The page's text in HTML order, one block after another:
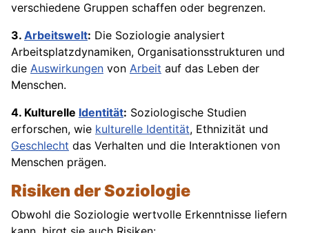
verschiedene Gruppen schaffen oder begrenzen.
3. Arbeitswelt: Die Soziologie analysiert
Arbeitsplatzdynamiken, Organisationsstrukturen und
die Auswirkungen von Arbeit auf das Leben der
Menschen.
4. Kulturelle Identität: Soziologische Studien
erforschen, wie kulturelle Identität, Ethnizität und
Geschlecht das Verhalten und die Interaktionen von
Menschen prägen.
Risiken der Soziologie
Obwohl die Soziologie wertvolle Erkenntnisse liefern